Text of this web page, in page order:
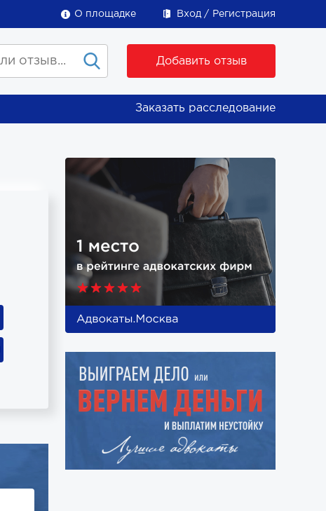
О площадке Вход Регистрация
Добавить отзыв
Заказать расследование